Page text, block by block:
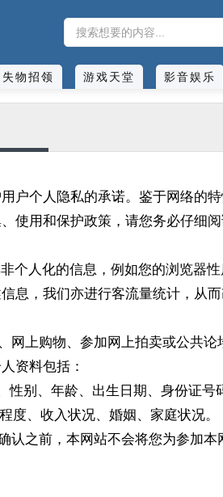
失物招领 游戏天堂 影音娱乐
户个人隐私的承诺。鉴于网络的
使用和保护政策，请您务必仔细阅
个人化的信息，例如您的浏览器
息，我们亦进行客流量统计，从而
网上购物、参加网上拍卖或公共
资料包括：
别、年龄、出生日期、身份证
度、收入状况、婚姻、家庭状况。
认之前，本网站不会将您为参加